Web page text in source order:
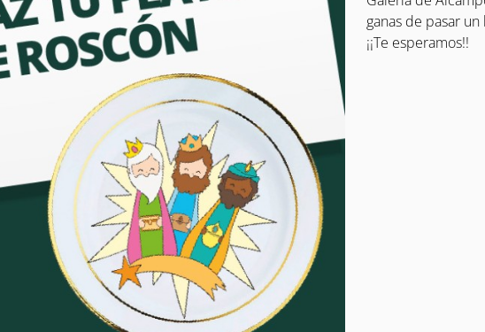
ganas de pasar
¡¡Te esperamos!!